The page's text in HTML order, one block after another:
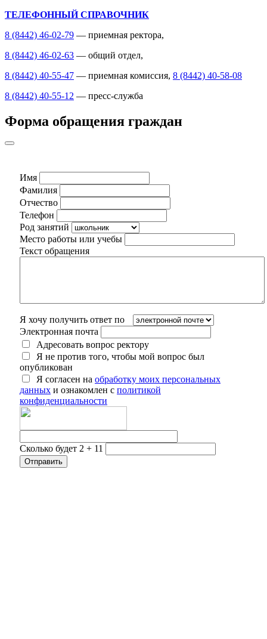
ТЕЛЕФОННЫЙ СПРАВОЧНИК
8 (8442) 46-02-79 — приемная ректора,
8 (8442) 46-02-63 — общий отдел,
8 (8442) 40-55-47 — приемная комиссия, 8 (8442) 40-58-08
8 (8442) 40-55-12 — пресс-служба
Форма обращения граждан
Имя
Фамилия
Отчество
Телефон
Род занятий
Место работы или учебы
Текст обращения
Я хочу получить ответ по
Электронная почта
Адресовать вопрос ректору
Я не против того, чтобы мой вопрос был
опубликован
Я согласен на обработку моих персональных
данных и ознакомлен с политикой
конфиденциальности
Сколько будет 2 + 11